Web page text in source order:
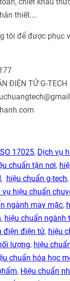
thiết.…
tôi để được phục
ĐIỆN TỬ G-TECH
17025, Dịch vụ
chuẩn tận nơi,
, hiệu chuẩn g-tech,
vụ hiệu chuẩn
ngành may mặc,
, hiệu chuẩn ngành
điện điện tử, hiệu
lượng, hiệu
chuẩn hóa học
, Hiệu chuẩn